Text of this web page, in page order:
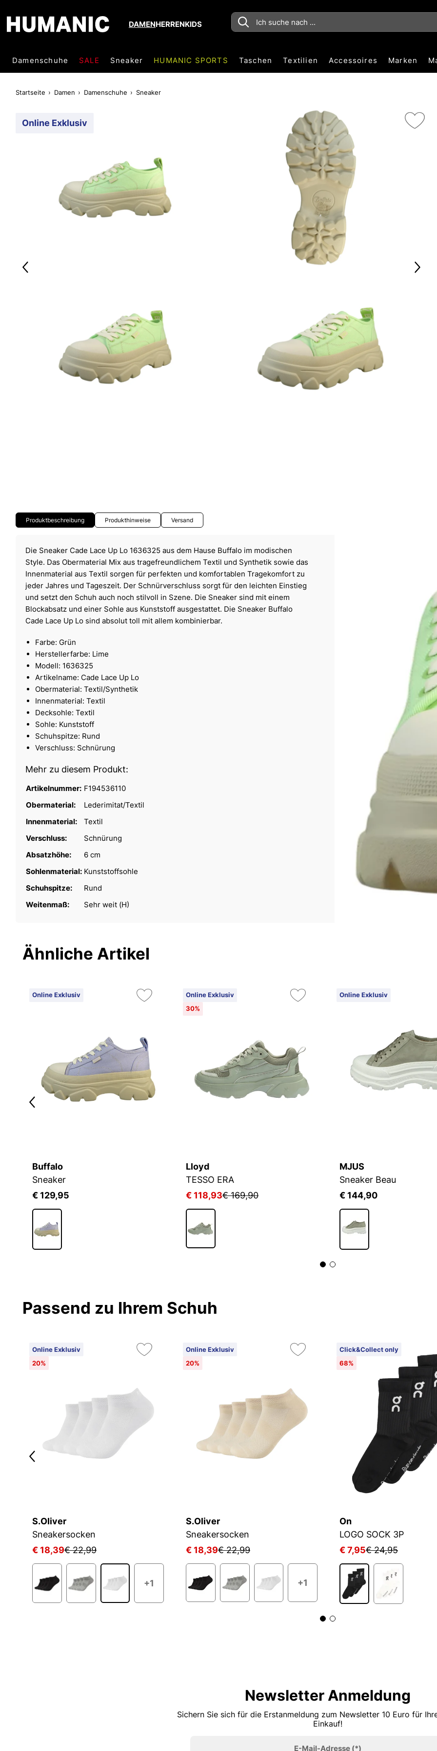
DAMENHERRENKIDS
Damenschuhe SALE Sneaker HUMANIC SPORTS Taschen Textilien Accessoires Marken
Startseite Damen Damenschuhe Sneaker
Online Exklusiv
Produktbeschreibung Produkthinweise Versand
Die Sneaker Cade Lace Up Lo 1636325 aus dem Hause Buffalo im modischen
Style. Das Obermaterial Mix aus tragefreundlichem Textil und Synthetik sowie das
Innenmaterial aus Textil sorgen für perfekten und komfortablen Tragekomfort zu
jeder Jahres und Tageszeit. Der Schnürverschluss sorgt für den leichten Einstieg
und setzt den Schuh auch noch stilvoll in Szene. Die Sneaker sind mit einem
Blockabsatz und einer Sohle aus Kunststoff ausgestattet. Die Sneaker Buffalo
Cade Lace Up Lo sind absolut toll mit allem kombinierbar.
Farbe: Grün
Herstellerfarbe: Lime
Modell: 1636325
Artikelname: Cade Lace Up Lo
Obermaterial: Textil/Synthetik
Innenmaterial: Textil
Decksohle: Textil
Sohle: Kunststoff
Schuhspitze: Rund
Verschluss: Schnürung
Mehr zu diesem Produkt:
Artikelnummer: F194536110
Obermaterial:
Lederimitat/Textil
Innenmaterial:
Textil
Verschluss:
Schnürung
Absatzhöhe:
6 cm
Sohlenmaterial: Kunststoffsohle
Schuhspitze:
Rund
Weitenmaß:
Sehr weit (H)
Ähnliche Artikel
Online Exklusiv
Buffalo
Sneaker
€ 129,95
Online Exklusiv
30%
Lloyd
TESSO ERA
€ 118,93€ 169,90
Online Exklusiv
MJUS
Sneaker Beau
€ 144,90
Passend zu Ihrem Schuh
Online Exklusiv
20%
S.Oliver
Sneakersocken
€ 18,39€ 22,99
+1
Online Exklusiv
20%
S.Oliver
Sneakersocken
€ 18,39€ 22,99
+1
Click&Collect only
68%
On
LOGO SOCK 3P
€ 7,95€ 24,95
Newsletter Anmeldung
Sichern Sie sich für die Erstanmeldung zum Newsletter 10 Euro für
Einkauf!
E-Mail-Adresse(*)